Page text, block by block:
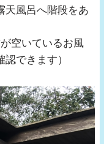
天風呂へ階段をあ
空いているお風
できます）